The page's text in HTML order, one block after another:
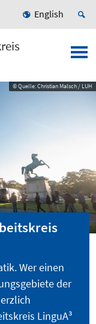
English
© Quelle: Christian Malsch / LUH
Wer einen
der
LinguA³